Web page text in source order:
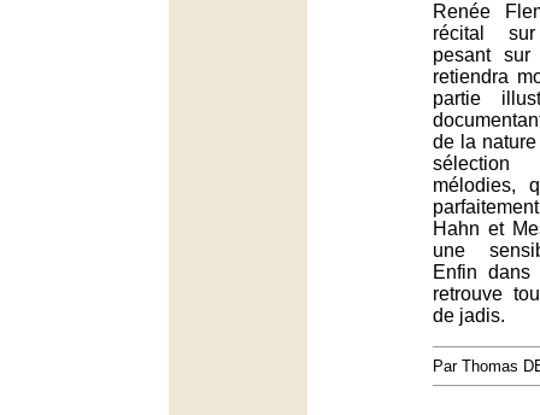
Renée
récital
pesant
retiendra
partie
de la nature
mélodies,
Hahn et
une
Enfin
retrouve
de jadis.
Par Thomas